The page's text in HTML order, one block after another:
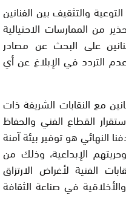
والتثقيف بين الفنانين
من الممارسات الاحتيالية
على البحث عن مصادر
التردد في الإبلاغ عن أي
مع النقابات الشريفة ذات
القطاع الفني والحفاظ
النهائي هو توفير بيئة آمنة
الإبداعية، وذلك من
الفنية لأغراض الارتزاق
والأخلاقية في صناعة الثقافة